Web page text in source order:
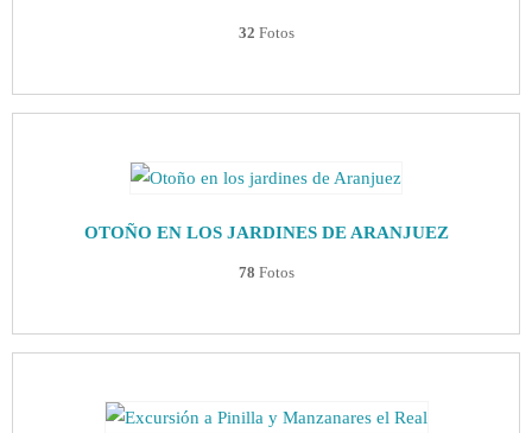
32 Fotos
OTOÑO EN LOS JARDINES DE ARANJUEZ
78 Fotos